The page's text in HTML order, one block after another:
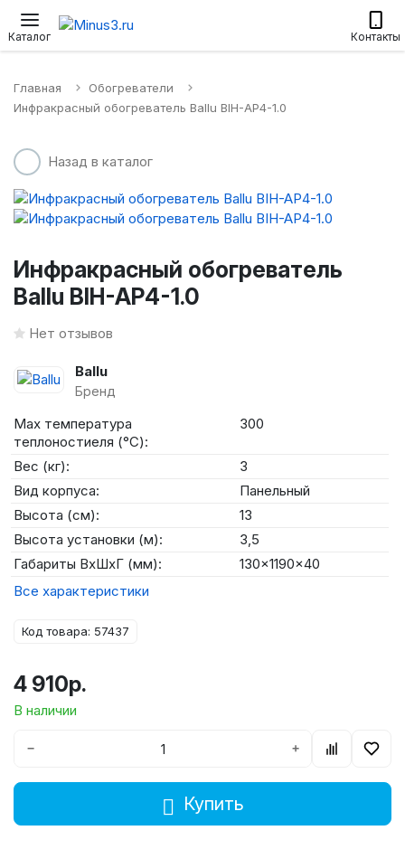
Каталог Контакты
Настенные сплит-системы
Главная
Обогреватели
Инфракрасный обогреватель Ballu BIH-AP4-1.0
Назад в каталог
Инфракрасный обогреватель
Ballu BIH-AP4-1.0
Нет отзывов
Ballu
Бренд
Max температура
теплоностиеля (°C):
300
Вес (кг):
3
Вид корпуса:
Панельный
Высота (см):
13
Высота установки (м):
3,5
Габариты ВхШхГ (мм):
130x1190x40
Все характеристики
Код товара: 57437
4 910р.
В наличии
− +
Купить